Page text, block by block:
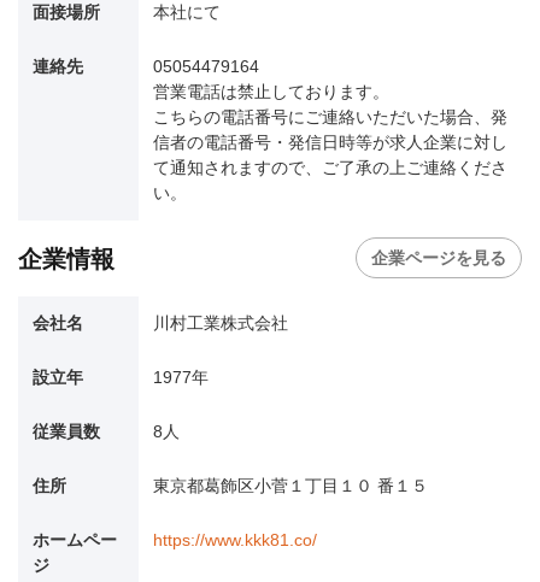
面接場所 本社にて
連絡先
05054479164
営業電話は禁止しております。
こちらの電話番号にご連絡いただいた場合、発
信者の電話番号・発信日時等が求人企業に対し
て通知されますので、ご了承の上ご連絡くださ
い。
企業情報 企業ページを見る
会社名 川村工業株式会社
設立年 1977年
従業員数 8人
住所 東京都葛飾区小菅１丁目１０ 番１５
ホームペー
ジ
https://www.kkk81.co/